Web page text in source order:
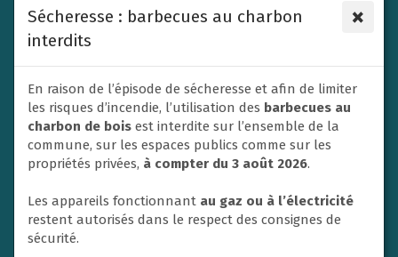
matériel nécessite une logistique importante et doit
répondre aux besoins exprimés sur place.
des Maires de France (AMF) et à la Protection civile en
privilégiant un soutien financier afin de contribuer
efficacement aux secours et à l’aide apportée aux
victimes.
Un don va donc être adressé dans ce sens par la ville
de Le Rheu à la Protection civile. En effet, les soutiens
financiers sont privilégiés par les autorités afin de
mettre en place les opérations d’urgence.
Nous ne manquerons pas également de relayer et
soutenir toute initiative nationale à destination des
×
Sécheresse : barbecues au charbon
interdits
En raison de l’épisode de sécheresse et afin de limiter
les risques d’incendie, l’utilisation des barbecues au
charbon de bois est interdite sur l’ensemble de la
commune, sur les espaces publics comme sur les
propriétés privées, à compter du 3 août 2026.
Les appareils fonctionnant au gaz ou à l’électricité
restent autorisés dans le respect des consignes de
sécurité.